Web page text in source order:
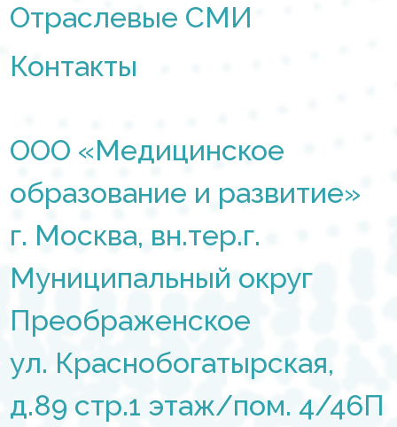
Отраслевые СМИ
Контакты
ООО «Медицинское
образование и развитие»
г. Москва, вн.тер.г.
Муниципальный округ
Преображенское
ул. Краснобогатырская,
д.89 стр.1 этаж/пом. 4/46П